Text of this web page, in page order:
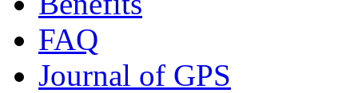
FAQ
Journal of GPS